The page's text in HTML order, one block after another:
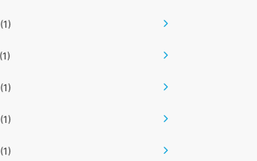
(1)
(1)
(1)
(1)
(1)